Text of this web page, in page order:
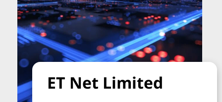
ET Net Limited